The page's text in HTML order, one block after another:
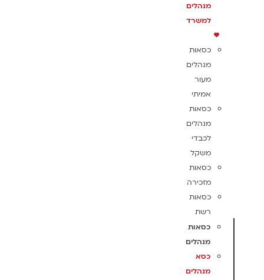
מנהלים
למשרד
כסאות
מנהלים
מעור
אמיתי
כסאות
מנהלים
לכבדי
משקל
כסאות
מזכירה
כסאות
רשת
כסאות
מנהלים
כסא
מנהלים